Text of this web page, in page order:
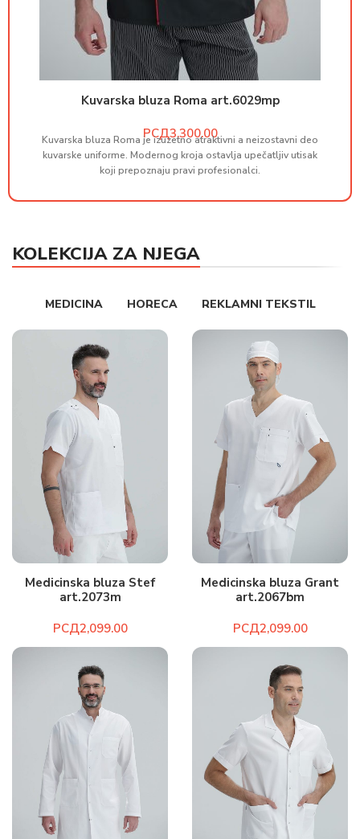
Kuvarska bluza Roma art.6029mp
РСД
Kuvarska bluza Roma je izuzetno atraktivni a neizostavni deo
kuvarske uniforme. Modernog kroja ostavlja upečatljiv utisak
koji prepoznaju pravi profesionalci.
KOLEKCIJA ZA NJEGA
MEDICINA HORECA REKLAMNI TEKSTIL
Medicinska bluza Stef
art.2073m
РСД
Medicinska bluza Grant
art.2067bm
РСД